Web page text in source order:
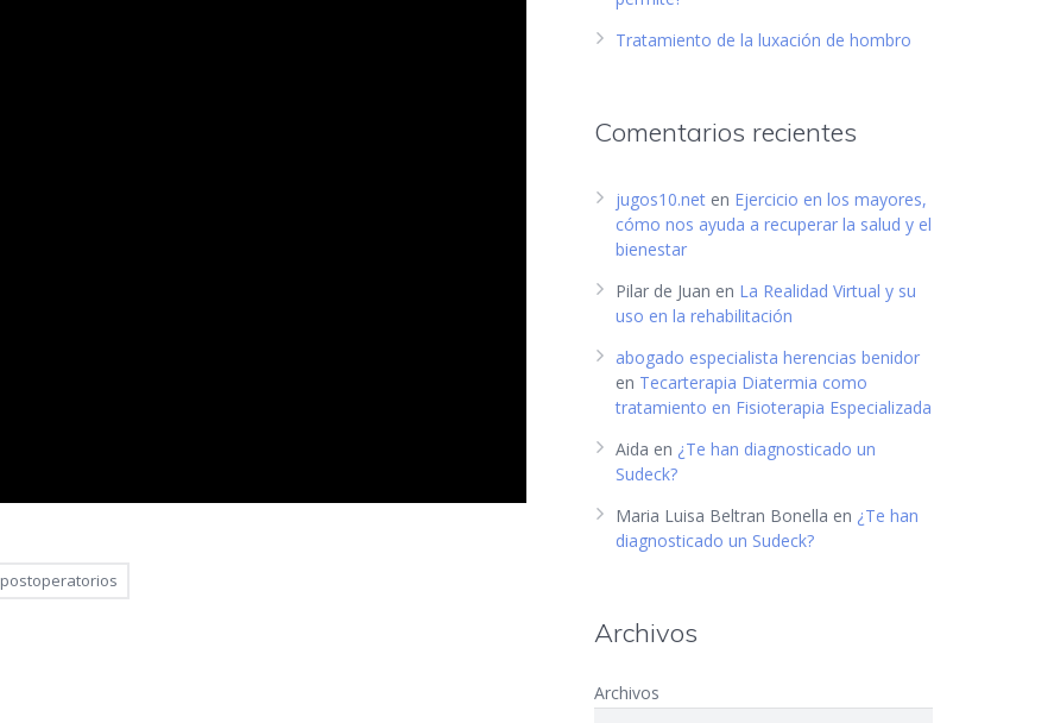
postoperatorios
Tratamiento de la luxación de hombro
Comentarios recientes
jugos10.net en Ejercicio en los mayores,
cómo nos ayuda a recuperar la salud y el
bienestar
Pilar de Juan en La Realidad Virtual y su
uso en la rehabilitación
abogado especialista herencias benidor
en Tecarterapia Diatermia como
tratamiento en Fisioterapia Especializada
Aida en ¿Te han diagnosticado un
Sudeck?
Maria Luisa Beltran Bonella en ¿Te han
diagnosticado un Sudeck?
Archivos
Archivos